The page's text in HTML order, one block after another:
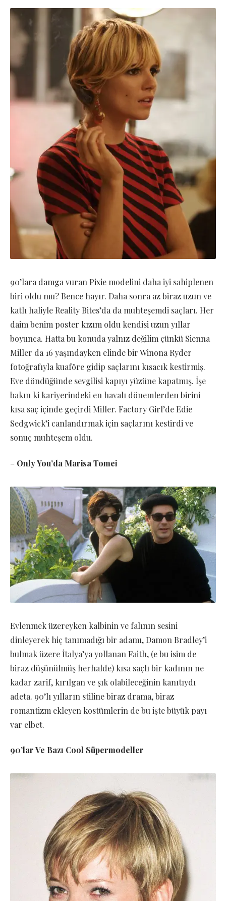
90’lara damga vuran Pixie modelini daha iyi sahiplenen
biri oldu mu? Bence hayır. Daha sonra az biraz uzun ve
katlı haliyle Reality Bites’da da muhteşemdi saçları. Her
daim benim poster kızım oldu kendisi uzun yıllar
boyunca. Hatta bu konuda yalnız değilim çünkü Sienna
Miller da 16 yaşındayken elinde bir Winona Ryder
fotoğrafıyla kuaföre gidip saçlarını kısacık kestirmiş.
Eve döndüğünde sevgilisi kapıyı yüzüne kapatmış. İşe
bakın ki kariyerindeki en havalı dönemlerden birini
kısa saç içinde geçirdi Miller. Factory Girl’de Edie
Sedgwick’i canlandırmak için saçlarını kestirdi ve
sonuç muhteşem oldu.
– Only You’da Marisa Tomei
Evlenmek üzereyken kalbinin ve falının sesini
dinleyerek hiç tanımadığı bir adamı, Damon Bradley’i
bulmak üzere İtalya’ya yollanan Faith, (e bu isim de
biraz düşünülmüş herhalde) kısa saçlı bir kadının ne
kadar zarif, kırılgan ve şık olabileceğinin kanıtıydı
adeta. 90’lı yılların stiline biraz drama, biraz
romantizm ekleyen kostümlerin de bu işte büyük payı
var elbet.
90’lar Ve Bazı Cool Süpermodeller